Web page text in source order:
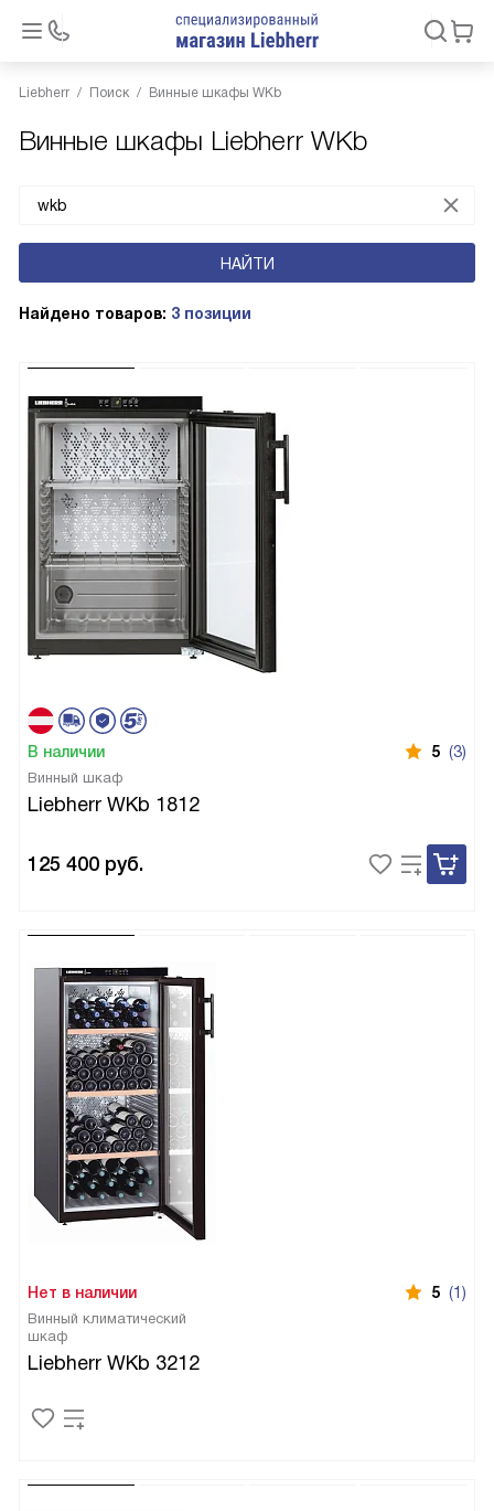
Liebherr Поиск Винные шкафы WKb
Винные шкафы Liebherr WKb
Найдено товаров: 3 позиции
В наличии 5 (3)
Винный шкаф
Liebherr WKb 1812
125 400 руб.
Нет в наличии 5 (1)
Винный климатический
шкаф
Liebherr WKb 3212